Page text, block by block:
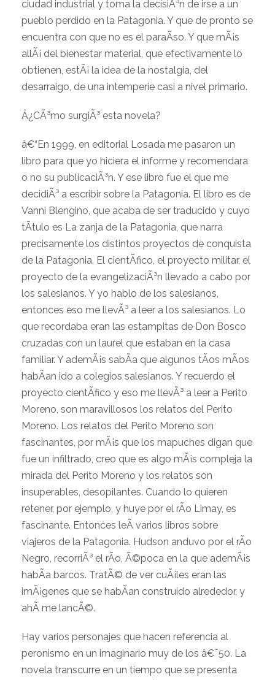
ciudad industrial y toma la decisiÃ³n de irse a un
pueblo perdido en la Patagonia. Y que de pronto se
encuentra con que no es el paraÃ­so. Y que mÃ¡s
allÃ¡ del bienestar material, que efectivamente lo
obtienen, estÃ¡ la idea de la nostalgia, del
desarraigo, de una intemperie casi a nivel primario.
Â¿CÃ³mo surgiÃ³ esta novela?
â€“En 1999, en editorial Losada me pasaron un
libro para que yo hiciera el informe y recomendara
o no su publicaciÃ³n. Y ese libro fue el que me
decidiÃ³ a escribir sobre la Patagonia. El libro es de
Vanni Blengino, que acaba de ser traducido y cuyo
tÃ­tulo es La zanja de la Patagonia, que narra
precisamente los distintos proyectos de conquista
de la Patagonia. El cientÃ­fico, el proyecto militar, el
proyecto de la evangelizaciÃ³n llevado a cabo por
los salesianos. Y yo hablo de los salesianos,
entonces eso me llevÃ³ a leer a los salesianos. Lo
que recordaba eran las estampitas de Don Bosco
cruzadas con un laurel que estaban en la casa
familiar. Y ademÃ¡s sabÃ­a que algunos tÃ­os mÃ­os
habÃ­an ido a colegios salesianos. Y recuerdo el
proyecto cientÃ­fico y eso me llevÃ³ a leer a Perito
Moreno, son maravillosos los relatos del Perito
Moreno. Los relatos del Perito Moreno son
fascinantes, por mÃ¡s que los mapuches digan que
fue un infiltrado, creo que es algo mÃ¡s compleja la
mirada del Perito Moreno y los relatos son
insuperables, desopilantes. Cuando lo quieren
retener, por ejemplo, y huye por el rÃ­o Limay, es
fascinante. Entonces leÃ­ varios libros sobre
viajeros de la Patagonia. Hudson anduvo por el rÃ­o
Negro, recorriÃ³ el rÃ­o, Ã©poca en la que ademÃ¡s
habÃ­a barcos. TratÃ© de ver cuÃ¡les eran las
imÃ¡genes que se habÃ­an construido alrededor, y
ahÃ­ me lancÃ©.
Hay varios personajes que hacen referencia al
peronismo en un imaginario muy de los â€˜50. La
novela transcurre en un tiempo que se presenta